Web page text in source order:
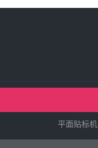
平面贴标机